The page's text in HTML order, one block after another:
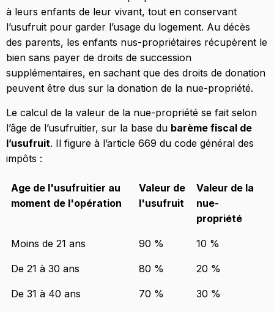
à leurs enfants de leur vivant, tout en conservant
l’usufruit pour garder l’usage du logement. Au décès
des parents, les enfants nus-propriétaires récupèrent le
bien sans payer de droits de succession
supplémentaires, en sachant que des droits de donation
peuvent être dus sur la donation de la nue-propriété.
Le calcul de la valeur de la nue-propriété se fait selon
l’âge de l’usufruitier, sur la base du barème fiscal de
l’usufruit. Il figure à l’article 669 du code général des
impôts :
Age de l'usufruitier au
moment de l'opération
Valeur de
l'usufruit
Valeur de la
nue-
propriété
Moins de 21 ans 90 % 10 %
De 21 à 30 ans 80 % 20 %
De 31 à 40 ans 70 % 30 %